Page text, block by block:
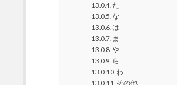
た
な
は
ま
や
ら
わ
その他